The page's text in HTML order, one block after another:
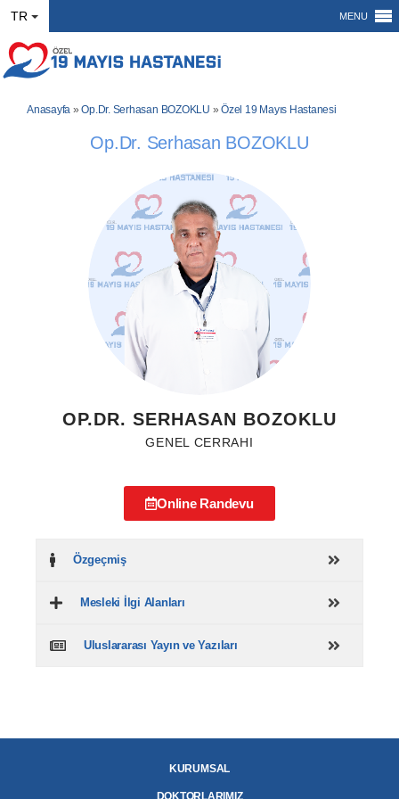
MENU
TR
Anasayfa »Op.Dr. Serhasan BOZOKLU »Özel 19 Mayıs Hastanesi
Op.Dr. Serhasan BOZOKLU
OP.DR. SERHASAN BOZOKLU
GENEL CERRAHI
Online Randevu
Özgeçmiş
Mesleki İlgi Alanları
Uluslararası Yayın ve Yazıları
KURUMSAL
DOKTORLARIMIZ